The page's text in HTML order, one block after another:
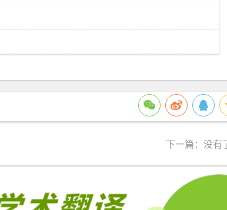
下一篇：没有